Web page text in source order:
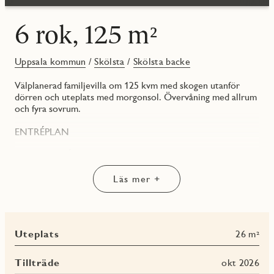
6 rok, 125 m²
Uppsala kommun /Skölsta / Skölsta backe
Välplanerad familjevilla om 125 kvm med skogen utanför
dörren och uteplats med morgonsol. Övervåning med allrum
och fyra sovrum.
ENTRÉPLAN
Innanför dörren känner du entréplanets golvvärme, som
sprider trivsel från tå till topp. Välkomnande hall med grått
klinkergolv och förvaring i rymligt kapprum.
torktumlare från Electrolux. Ovanför tvättutrustningen finns
en praktisk arbetsbänk med diskho. Här finns även huset
värmepanna. Grått klinkergolv och vita väggar ingår i JMs
Läs mer +
Uteplats 26 m²
Tillträde okt 2026